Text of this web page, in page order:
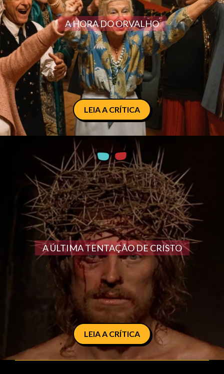
A HORA DO ORVALHO
LEIA A CRÍTICA
A ÚLTIMA TENTAÇÃO DE CRISTO
LEIA A CRÍTICA